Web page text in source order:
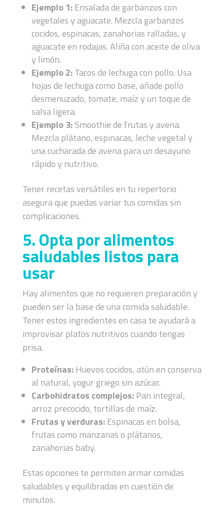
Ejemplo 1:Ensalada de garbanzos con
vegetales y aguacate. Mezcla garbanzos
cocidos, espinacas, zanahorias ralladas, y
aguacate en rodajas. Aliña con aceite de oliva
y limón.
Ejemplo 2:Tacos de lechuga con pollo. Usa
hojas de lechuga como base, añade pollo
desmenuzado, tomate, maíz y un toque de
salsa ligera.
Ejemplo 3:Smoothie de frutas y avena.
Mezcla plátano, espinacas, leche vegetal y
una cucharada de avena para un desayuno
rápido y nutritivo.
Tener recetas versátiles en tu repertorio
asegura que puedas variar tus comidas sin
complicaciones.
5. Opta por alimentos
saludables listos para
usar
Hay alimentos que no requieren preparación y
pueden ser la base de una comida saludable.
Tener estos ingredientes en casa te ayudará a
improvisar platos nutritivos cuando tengas
prisa.
Proteínas:Huevos cocidos, atún en conserva
al natural, yogur griego sin azúcar.
Carbohidratos complejos:Pan integral,
arroz precocido, tortillas de maíz.
Frutas y verduras:Espinacas en bolsa,
frutas como manzanas o plátanos,
zanahorias baby.
Estas opciones te permiten armar comidas
saludables y equilibradas en cuestión de
minutos.